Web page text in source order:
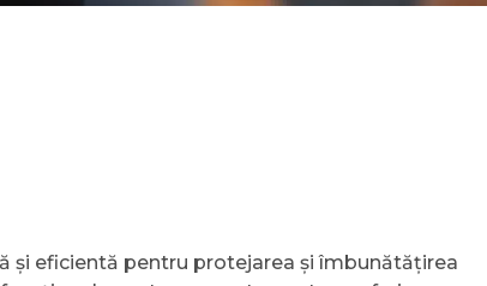
și eficientă pentru protejarea și îmbunătățirea